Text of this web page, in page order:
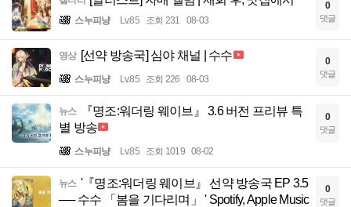
스누피냥 Lv.85 조회 231 08-03
0
댓글
영상 [선약 방송국] 심야 채널 | 수수
스누피냥 Lv.85 조회 226 08-03
0
댓글
뉴스
『명조:워더링 웨이브』 3.6 버전 프리뷰 특
별 방송
스누피냥 Lv.85 조회 1019 08-02
0
댓글
뉴스 '『명조:워더링 웨이브』 선약 방송국 EP 3.5
── 수수 「봄을 기다리며」 ' Spotify, Apple Music
0
댓글